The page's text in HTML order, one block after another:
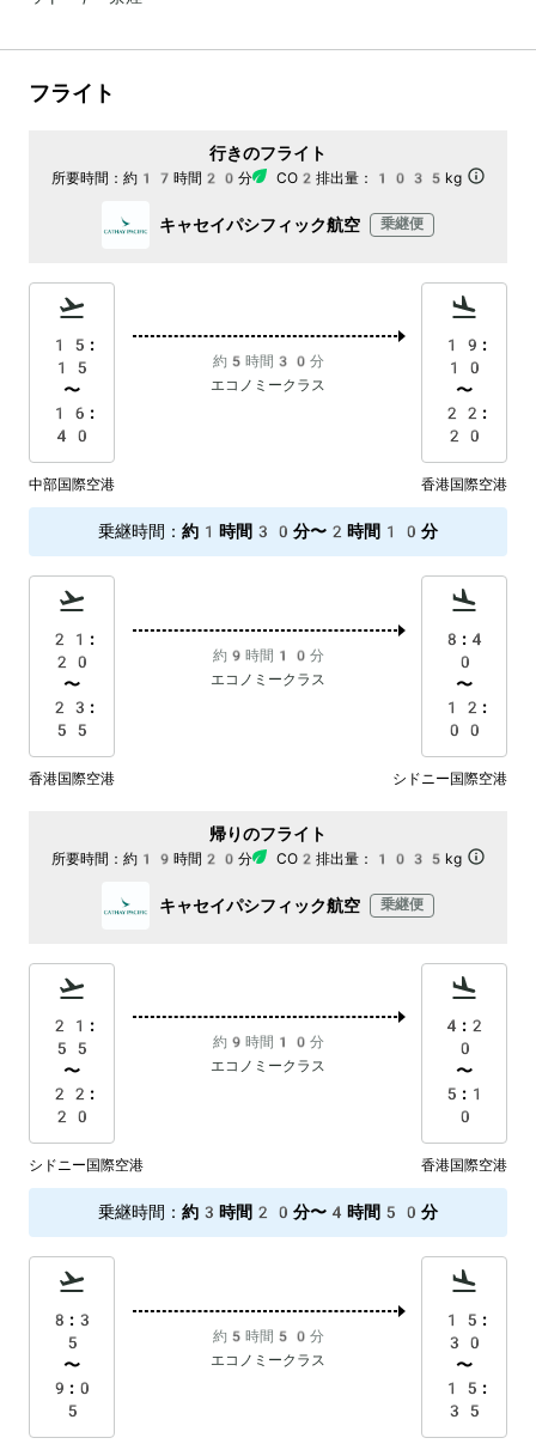
フライト
行きのフライト
所要時間： 約17時間20分 CO2排出量： 1035kg
キャセイパシフィック航空 乗継便
15:
15
〜
16:
40
約5時間30分
エコノミークラス
19:
10
〜
22:
20
中部国際空港 香港国際空港
乗継時間 ： 約1時間30分〜2時間10分
21:
20
〜
23:
55
約9時間10分
エコノミークラス
8:4
0
〜
12:
00
香港国際空港 シドニー国際空港
帰りのフライト
所要時間： 約19時間20分 CO2排出量： 1035kg
キャセイパシフィック航空 乗継便
21:
55
〜
22:
20
約9時間10分
エコノミークラス
4:2
0
〜
5:1
0
シドニー国際空港 香港国際空港
乗継時間 ： 約3時間20分〜4時間50分
8:3
5
〜
9:0
5
約5時間50分
エコノミークラス
15:
30
〜
15:
35